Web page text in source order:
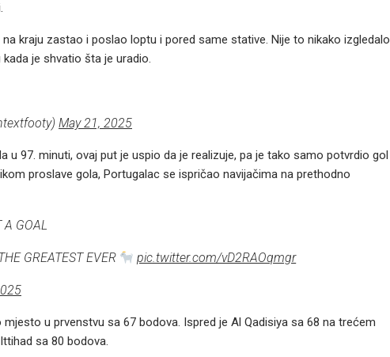
kraju zastao i poslao loptu i pored same stative. Nije to nikako izgledalo
je shvatio šta je uradio.
May 21, 2025
u 97. minuti, ovaj put je uspio da je realizuje, pa je tako samo potvrdio gol
proslave gola, Portugalac se ispričao navijačima na prethodno
A GOAL
GREATEST EVER pic.twitter.com/vD2RAOqmgr
u prvenstvu sa 67 bodova. Ispred je Al Qadisiya sa 68 na trećem
sa 80 bodova.